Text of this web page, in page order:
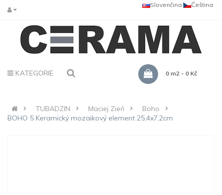
Čeština
Slovenčina
KATEGORIE 0 m2 - 0 Kč
TUBADZIN Maciej Zień
Boho
BOHO 5 Keramický mozaikový element 25,4x7,2cm